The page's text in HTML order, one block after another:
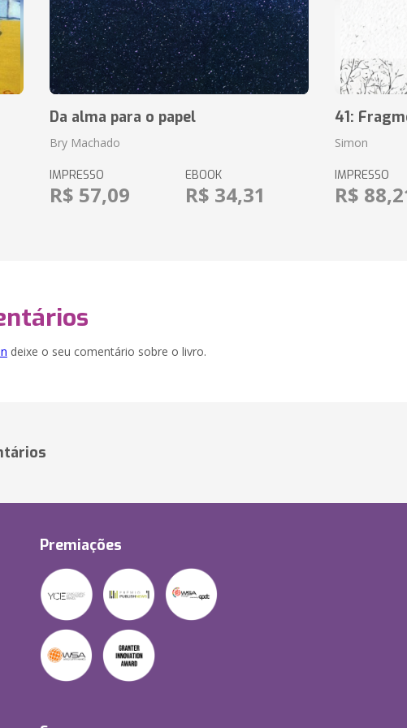
Da alma para o papel
Bry Machado
IMPRESSO
R$ 57,09
EBOOK
R$ 34,31
41:
Simon
IMPRESSO
R$
deixe o seu comentário sobre o livro.
Premiações